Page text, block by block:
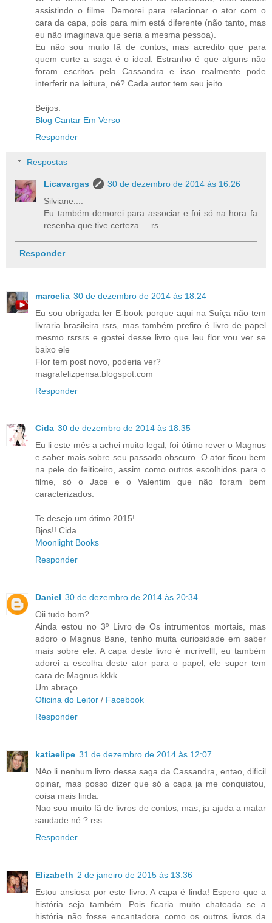
assistindo o filme. Demorei para relacionar o ator com o
cara da capa, pois para mim está diferente (não tanto, mas
eu não imaginava que seria a mesma pessoa).
Eu não sou muito fã de contos, mas acredito que para
quem curte a saga é o ideal. Estranho é que alguns não
foram escritos pela Cassandra e isso realmente pode
interferir na leitura, né? Cada autor tem seu jeito.
Beijos.
Blog Cantar Em Verso
Responder
Respostas
Licavargas
30 de dezembro de 2014 às 16:26
Silviane....
Eu também demorei para associar e foi só na hora fa
resenha que tive certeza.....rs
Responder
marcelia 30 de dezembro de 2014 às 18:24
Eu sou obrigada ler E-book porque aqui na Suíça não tem
livraria brasileira rsrs, mas também prefiro é livro de papel
mesmo rsrsrs e gostei desse livro que leu flor vou ver se
baixo ele
Flor tem post novo, poderia ver?
magrafelizpensa.blogspot.com
Responder
Cida 30 de dezembro de 2014 às 18:35
Eu li este mês a achei muito legal, foi ótimo rever o Magnus
e saber mais sobre seu passado obscuro. O ator ficou bem
na pele do feiticeiro, assim como outros escolhidos para o
filme, só o Jace e o Valentim que não foram bem
caracterizados.
Te desejo um ótimo 2015!
Bjos!! Cida
Moonlight Books
Responder
Daniel 30 de dezembro de 2014 às 20:34
Oii tudo bom?
Ainda estou no 3º Livro de Os intrumentos mortais, mas
adoro o Magnus Bane, tenho muita curiosidade em saber
mais sobre ele. A capa deste livro é incrívelll, eu também
adorei a escolha deste ator para o papel, ele super tem
cara de Magnus kkkk
Um abraço
Oficina do Leitor / Facebook
Responder
katiaelipe 31 de dezembro de 2014 às 12:07
NAo li nenhum livro dessa saga da Cassandra, entao, dificil
opinar, mas posso dizer que só a capa ja me conquistou,
coisa mais linda.
Nao sou muito fã de livros de contos, mas, ja ajuda a matar
saudade né ? rss
Responder
Elizabeth 2 de janeiro de 2015 às 13:36
Estou ansiosa por este livro. A capa é linda! Espero que a
história seja também. Pois ficaria muito chateada se a
história não fosse encantadora como os outros livros da